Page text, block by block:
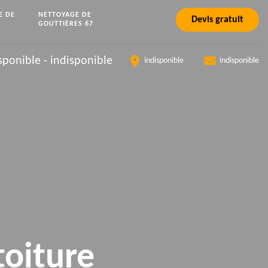
DE
NETTOYAGE DE
GOUTTIÈRES 67
Devis gratuit
- indisponible indisponible indisponible